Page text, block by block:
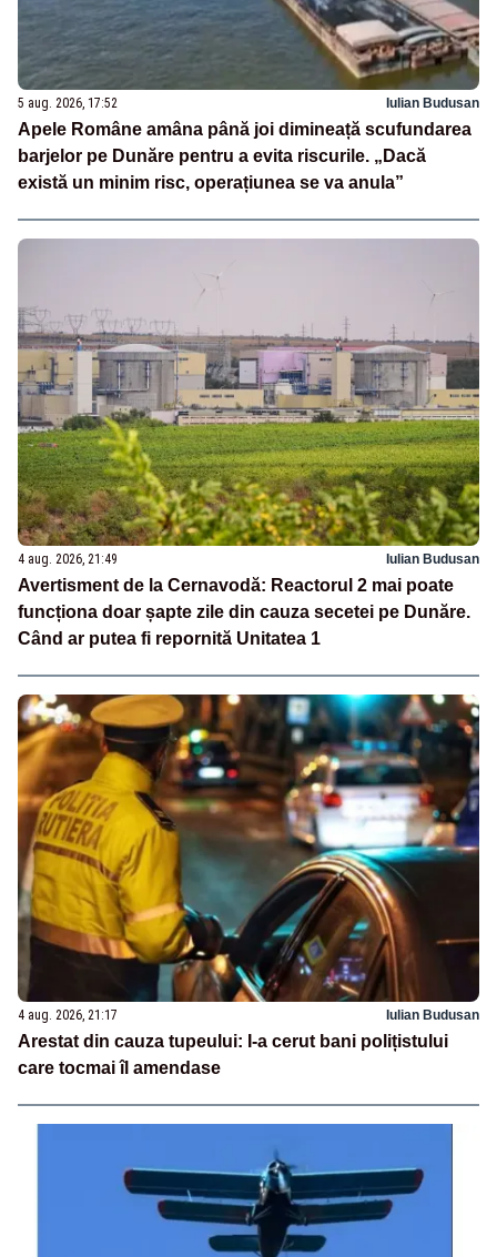
5 aug. 2026, 17:52 Iulian Budusan
Apele Române amâna până joi dimineață scufundarea
barjelor pe Dunăre pentru a evita riscurile. „Dacă
există un minim risc, operațiunea se va anula”
4 aug. 2026, 21:49 Iulian Budusan
Avertisment de la Cernavodă: Reactorul 2 mai poate
funcționa doar șapte zile din cauza secetei pe Dunăre.
Când ar putea fi repornită Unitatea 1
4 aug. 2026, 21:17 Iulian Budusan
Arestat din cauza tupeului: I-a cerut bani polițistului
care tocmai îl amendase